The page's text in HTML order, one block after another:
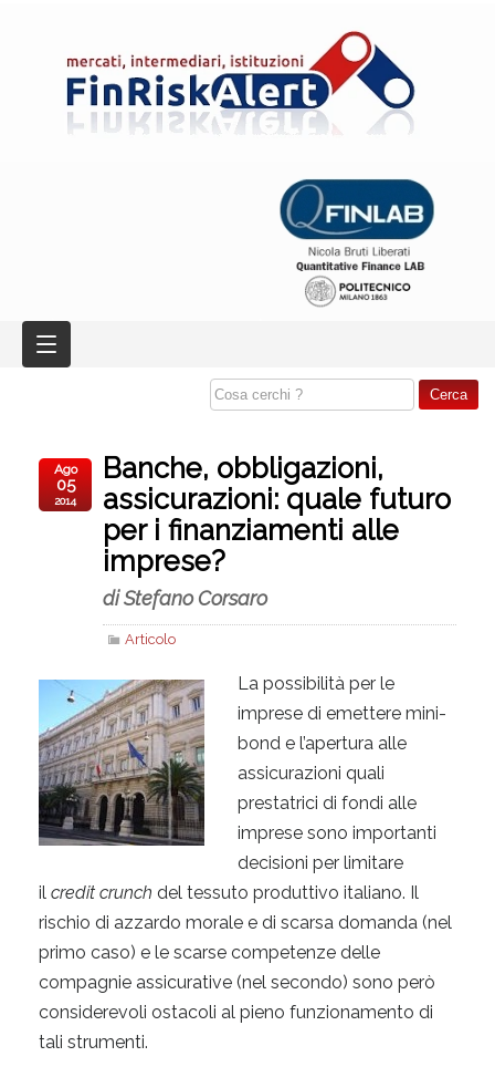
Banche, obbligazioni,
assicurazioni: quale futuro
per i finanziamenti alle
imprese?
di Stefano Corsaro
Articolo
Ago
05
2014
La possibilità per le
imprese di emettere mini-
bond e l’apertura alle
assicurazioni quali
prestatrici di fondi alle
imprese sono importanti
decisioni per limitare
il credit crunch del tessuto produttivo italiano. Il
rischio di azzardo morale e di scarsa domanda (nel
primo caso) e le scarse competenze delle
compagnie assicurative (nel secondo) sono però
considerevoli ostacoli al pieno funzionamento di
tali strumenti.